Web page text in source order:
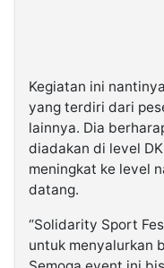
Kegiatan ini
yang terdiri dari
lainnya. Dia
diadakan di level
meningkat ke level
datang.
“Solidarity Sport
untuk menyalurkan